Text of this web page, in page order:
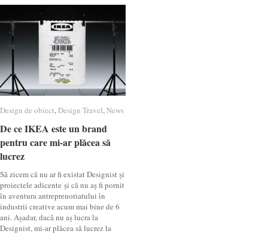
Design de obiect,Design Travel,News
De ce IKEA este un brand
pentru care mi-ar plăcea să
lucrez
Să zicem că nu ar fi existat Designist și
proiectele adicente și că nu aș fi pornit
în aventura antreprenoriatului în
industrii creative acum mai bine de 6
ani. Așadar, dacă nu aș lucra la
Designist, mi-ar plăcea să lucrez la
Design de obiect Design Travel News
De ce IKEA este un brand
pentru care mi-ar plăcea să
lucrez